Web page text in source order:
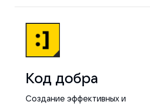
Код добра
Создание эффективных и